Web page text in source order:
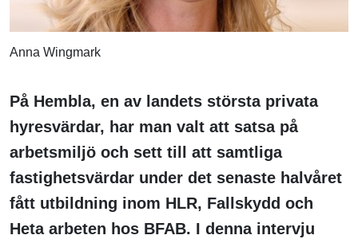
Anna Wingmark
På Hembla, en av landets största privata
hyresvärdar, har man valt att satsa på
arbetsmiljö och sett till att samtliga
fastighetsvärdar under det senaste halvåret
fått utbildning inom HLR, Fallskydd och
Heta arbeten hos BFAB. I denna intervju